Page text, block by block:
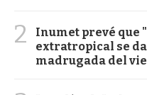
2
Inumet prevé que
extratropical se
madrugada del